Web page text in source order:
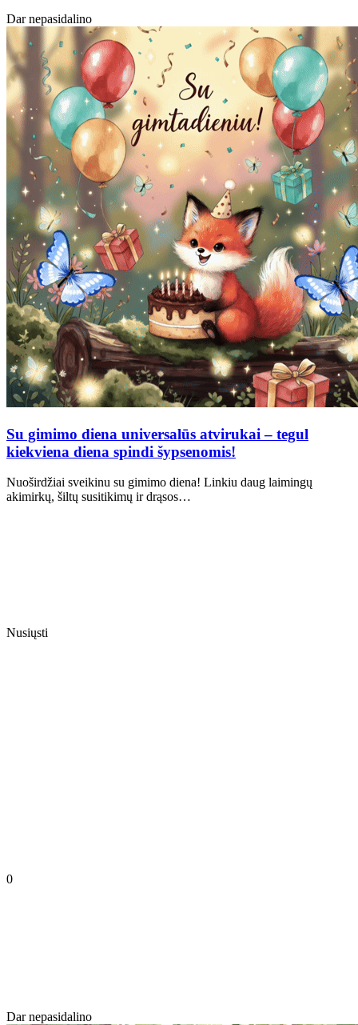
Dar nepasidalino
Su gimimo diena universalūs atvirukai – tegul
kiekviena diena spindi šypsenomis!
Nuoširdžiai sveikinu su gimimo diena! Linkiu daug laimingų
akimirkų, šiltų susitikimų ir drąsos…
Nusiųsti
0
Dar nepasidalino